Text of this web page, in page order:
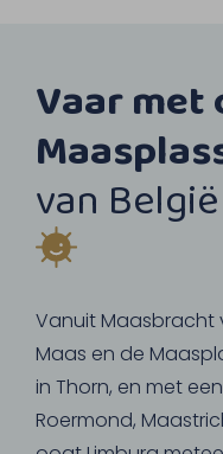
Vaar met
van
Vanuit Maasbracht
Maas en de
in Thorn, en met
Roermond,